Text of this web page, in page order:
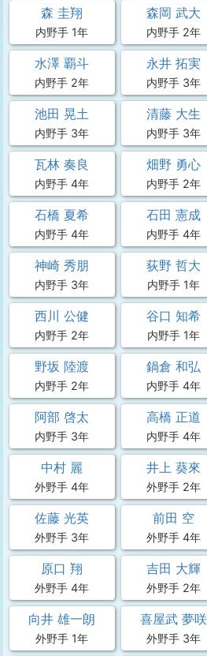
森 圭翔
内野手 1年
森岡 武大
内野手 2年
水澤 覇斗
内野手 2年
永井 拓実
内野手 3年
池田 晃土
内野手 3年
清藤 大生
内野手 3年
瓦林 奏良
内野手 4年
畑野 勇心
内野手 2年
石橋 夏希
内野手 4年
石田 憲成
内野手 4年
神崎 秀朋
内野手 3年
荻野 哲大
内野手 1年
西川 公健
内野手 2年
谷口 知希
内野手 1年
野坂 陸渡
内野手 2年
鍋倉 和弘
内野手 4年
阿部 啓太
内野手 3年
高橋 正道
内野手 4年
中村 麗
外野手 4年
井上 葵來
外野手 2年
佐藤 光英
外野手 3年
前田 空
外野手 4年
原口 翔
外野手 4年
吉田 大輝
外野手 2年
向井 雄一朗
外野手 1年
喜屋武 夢咲
外野手 3年